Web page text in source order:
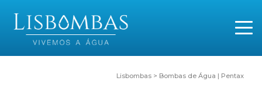
Lisbombas > Bombas de Água | Pentax